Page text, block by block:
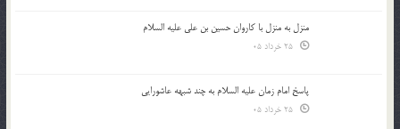
منزل به منزل با کاروان حسین بن علی علیه السلام
پاسخ امام زمان علیه السلام به چند شبهه عاشورایی